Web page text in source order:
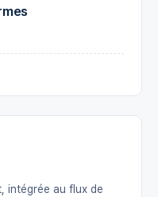
intégrée au flux de